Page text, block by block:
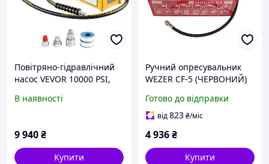
Повітряно-гідравлічний
насос VEVOR 10000 PSI,
насос з масляним
В наявності
9 940₴
Купити
Ручний опресувальник
WEZER CF-5 (ЧЕРВОНИЙ)
Готово до відправки
від823₴/міс
4 936₴
Купити